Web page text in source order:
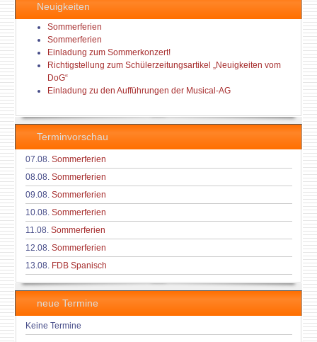
Neuigkeiten
Sommerferien
Sommerferien
Einladung zum Sommerkonzert!
Richtigstellung zum Schülerzeitungsartikel „Neuigkeiten vom
DoG“
Einladung zu den Aufführungen der Musical-AG
Terminvorschau
07.08. Sommerferien
08.08. Sommerferien
09.08. Sommerferien
10.08. Sommerferien
11.08. Sommerferien
12.08. Sommerferien
13.08. FDB Spanisch
neue Termine
Keine Termine